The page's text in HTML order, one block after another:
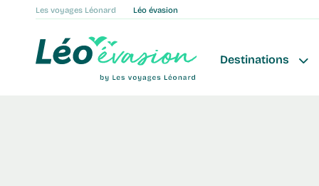
Destinations
Les voyages Léonard Léo évasion